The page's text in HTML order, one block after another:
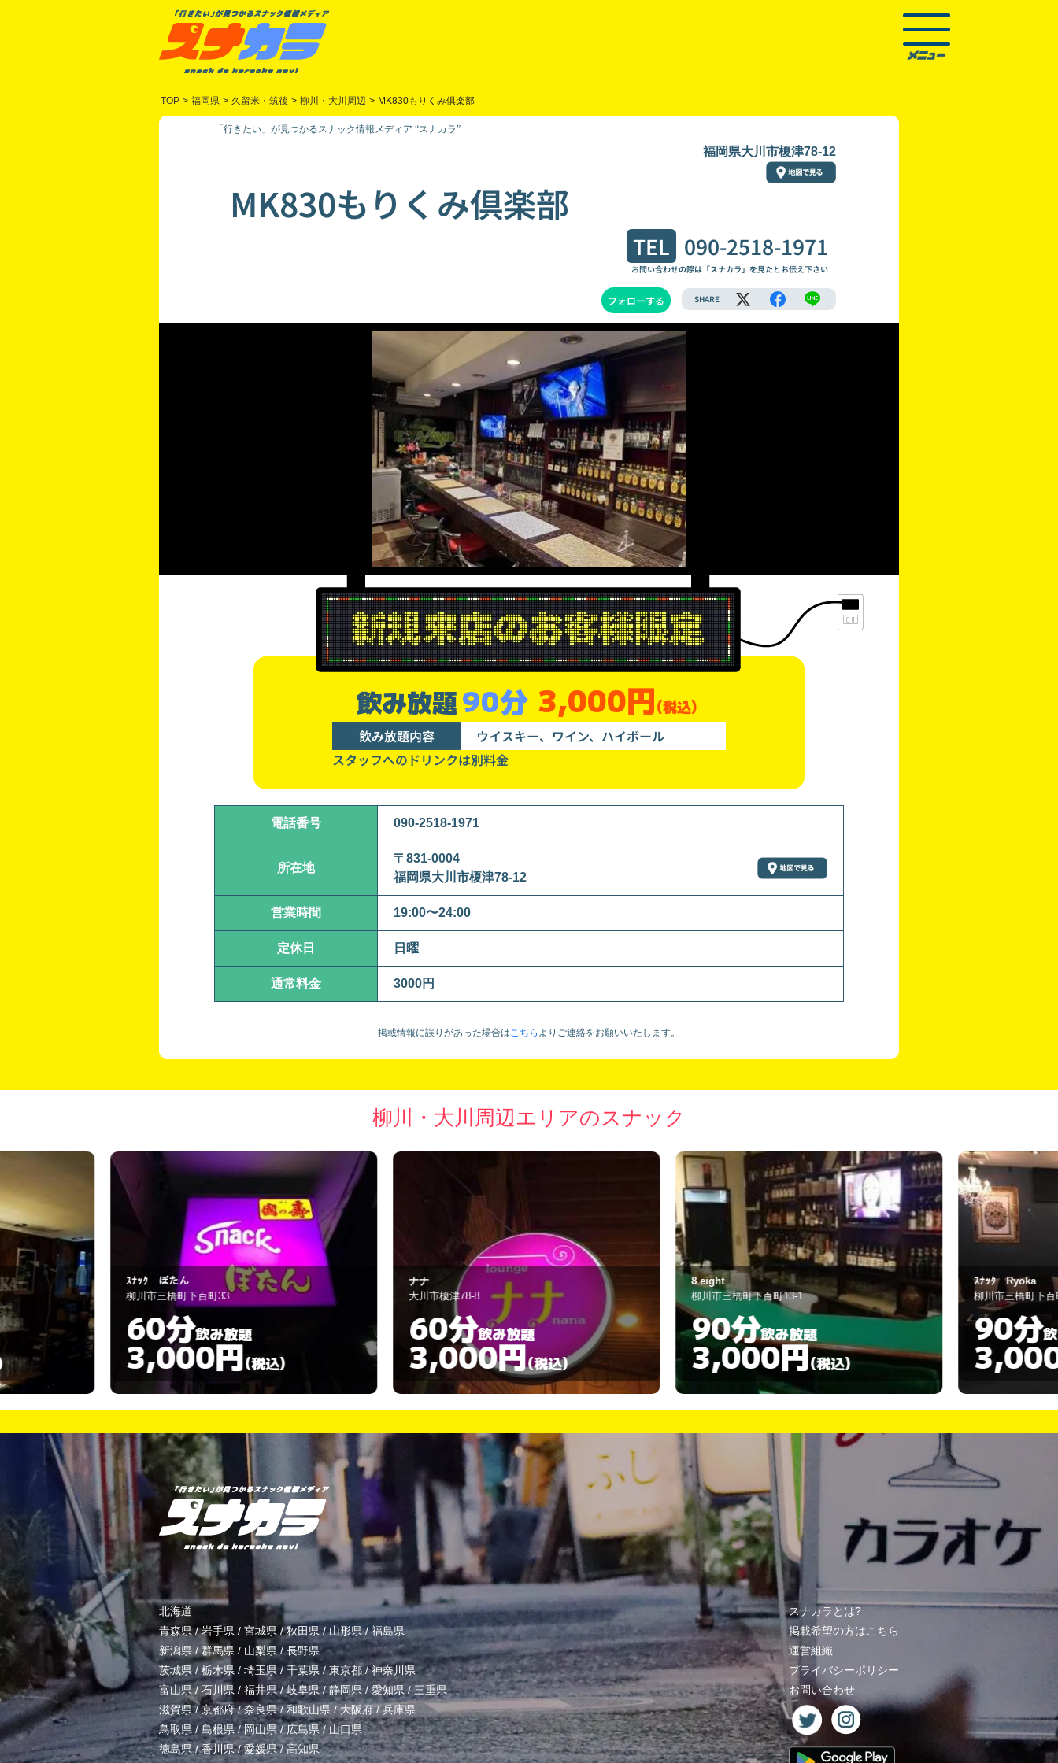
TOP > 福岡県 > 久留米・筑後 > 柳川・大川周辺 > MK830もりくみ倶楽部
「行きたい」が見つかるスナック情報メディア “スナカラ”
福岡県大川市榎津78-12
MK830もりくみ倶楽部
TEL 090-2518-1971
お問い合わせの際は「スナカラ」を見たとお伝え下さい
フォローする SHARE
飲み放題90分 3,000円(税込)
飲み放題内容
ウイスキー、ワイン、ハイボール
スタッフへのドリンクは別料金
電話番号 090-2518-1971
所在地
〒831-0004
福岡県大川市榎津78-12
営業時間 19:00〜24:00
定休日 日曜
通常料金 3000円
掲載情報に誤りがあった場合はこちら より ご連絡をお願いいたします。
柳川・大川周辺エリアのスナック
ナナ
大川市榎津78-8
60分飲み放題
3,000円(税込)
8 eight
柳川市三橋町下百町13-1
90分飲み放題
3,000円(税込)
ｽﾅｯｸ Ryoka
柳川市三橋町下百町31－1
90分飲み放題
3,000円(税込)
JUJU
柳川市三橋町下
60分
北海道
青森県/岩手県 / 宮城県 /秋田県 /山形県/福島県
新潟県 / 群馬県 / 山梨県/長野県
茨城県 / 栃木県 / 埼玉県/ 千葉県 /東京都/神奈川県
富山県/ 石川県 / 福井県/岐阜県/静岡県/ 愛知県 / 三重県
滋賀県/京都府/奈良県/和歌山県 /大阪府/兵庫県
鳥取県/島根県/岡山県/広島県/山口県
徳島県/香川県/愛媛県/高知県
スナカラとは?
掲載希望の方はこちら
運営組織
プライバシーポリシー
お問い合わせ